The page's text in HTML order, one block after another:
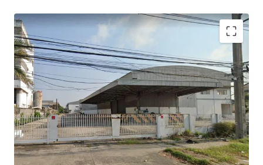
2 warehouse buildings.
Gross useable area is approximately 7,220 sqm
Building 1: warehouse area 2,360 sqm + office 120 sqm.
Building 2: warehouse area 4,284 sqm + office 168 sqm.
Floor loading : 3 Tons/sqm.​
Ceiling height : 9 -12 m.​
Loading bays width : 5.5 m.​